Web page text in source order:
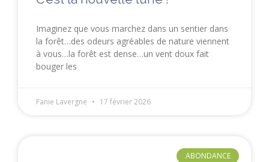
Imaginez que vous marchez dans un sentier dans
la forêt…des odeurs agréables de nature viennent
à vous…la forêt est dense…un vent doux fait
bouger les
Fanie Lavergne 17 février 2026
ABONDANCE